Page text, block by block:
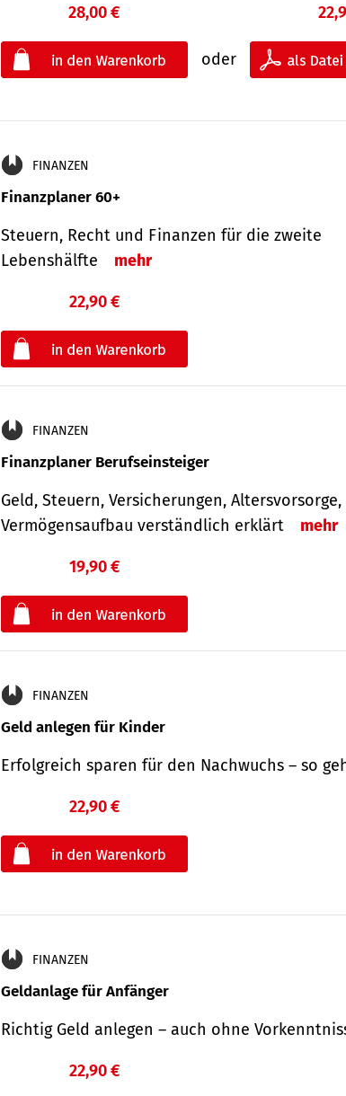
28,00 €
oder
FINANZEN
Finanzplaner 60+
Steuern, Recht und Finanzen für die zweite
Lebenshälfte
mehr
22,90 €
FINANZEN
Finanzplaner Berufseinsteiger
Geld, Steuern, Versicherungen, Altersvorsorge,
Vermögensaufbau verständlich erklärt
mehr
19,90 €
FINANZEN
Geld anlegen für Kinder
Erfolgreich sparen für den Nachwuchs – so
22,90 €
FINANZEN
Geldanlage für Anfänger
Richtig Geld anlegen – auch ohne
22,90 €